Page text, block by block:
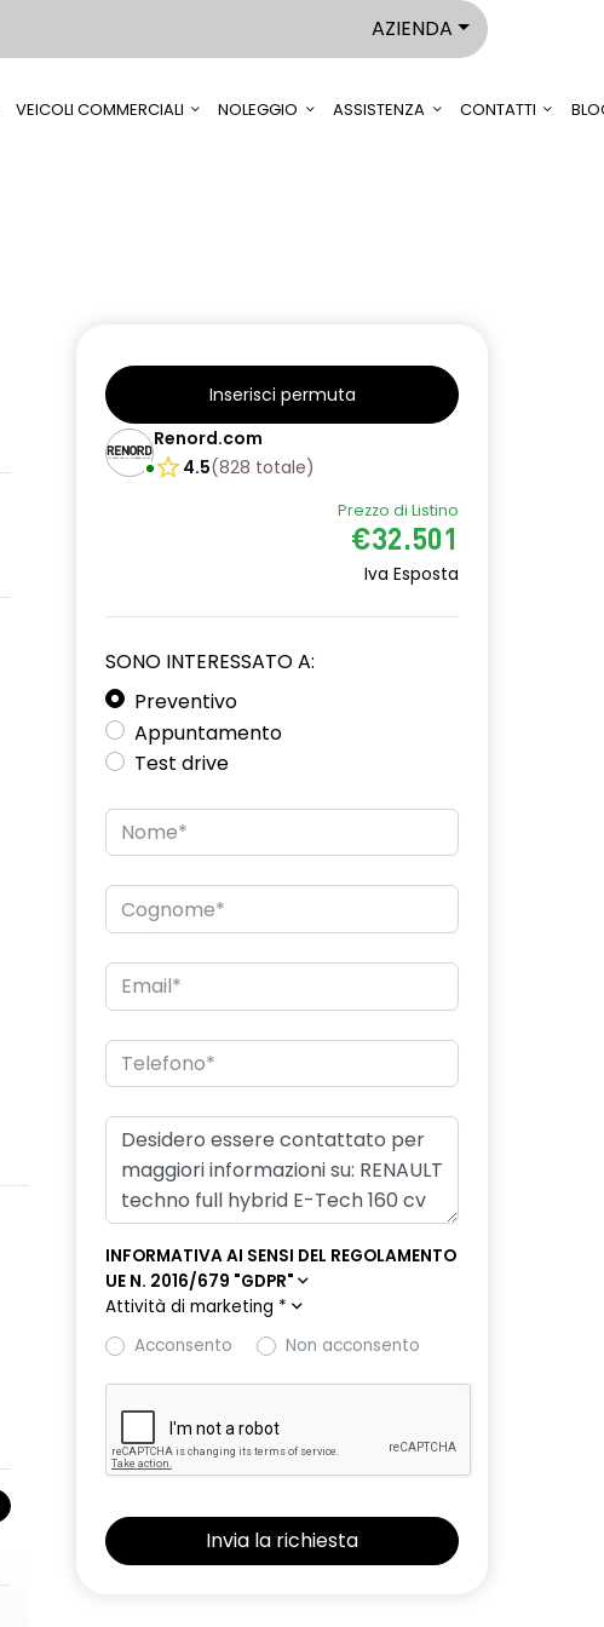
AZIENDA
VEICOLI COMMERCIALI NOLEGGIO ASSISTENZA CONTATTI
Inserisci permuta
Renord.com
4.5(828 totale)
Prezzo di Listino
€32.501
Iva Esposta
SONO INTERESSATO A:
Preventivo
Appuntamento
Test drive
INFORMATIVA AI SENSI DEL REGOLAMENTO
UE N. 2016/679 "GDPR"
Attività di marketing *
Acconsento
Non acconsento